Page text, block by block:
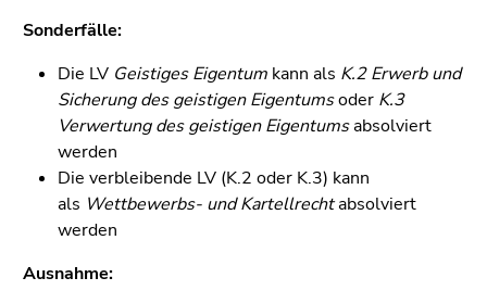
Sonderfälle:
Die LV Geistiges Eigentum kann als K.2 Erwerb und
Sicherung des geistigen Eigentumsoder K.3
Verwertung des geistigen Eigentumsabsolviert
werden
Die verbleibende LV (K.2 oder K.3) kann
als Wettbewerbs- und Kartellrechtabsolviert
werden
Ausnahme: